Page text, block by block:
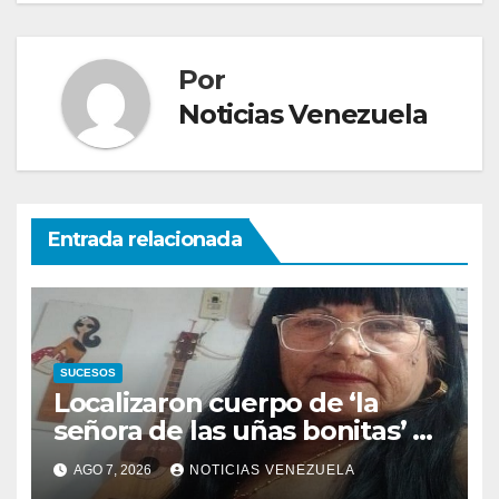
Por
Noticias Venezuela
Entrada relacionada
SUCESOS
Localizaron cuerpo de ‘la
señora de las uñas bonitas’ 42
días después de los
terremotos en La Guaira
AGO 7, 2026 NOTICIAS VENEZUELA